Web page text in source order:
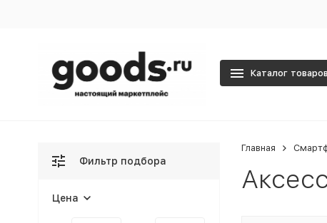
Каталог товаров
Главная
Фильтр подбора
Цена